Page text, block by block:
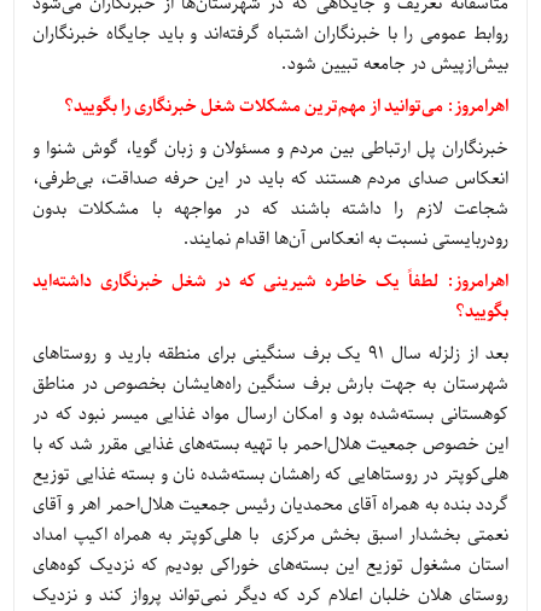
روابط عمومی را با خبرنگاران اشتباه گرفته‌اند و باید جایگاه خبرنگاران
بیش‌ازپیش در جامعه تبیین شود.
اهرامروز: می‌توانید از مهم‌ترین مشکلات شغل خبرنگاری را بگویید؟
خبرنگاران پل ارتباطی بین مردم و مسئولان و زبان گویا، گوش شنوا و
انعکاس صدای مردم هستند که باید در این حرفه صداقت، بی‌طرفی،
شجاعت لازم را داشته باشند که در مواجهه با مشکلات بدون
رودربایستی نسبت به انعکاس آن‌ها اقدام نمایند.
اهرامروز: لطفاً یک خاطره شیرینی که در شغل خبرنگاری داشته‌اید
بگویید؟
بعد از زلزله سال 91 یک برف سنگینی برای منطقه بارید و روستاهای
شهرستان به جهت بارش برف سنگین راه‌هایشان بخصوص در مناطق
کوهستانی بسته‌شده بود و امکان ارسال مواد غذایی میسر نبود که در
این خصوص جمعیت هلال‌احمر با تهیه بسته‌های غذایی مقرر شد که با
هلی‌کوپتر در روستاهایی که راهشان بسته‌شده نان و بسته غذایی توزیع
گردد بنده به همراه آقای محمدیان رئیس جمعیت هلال‌احمر اهر و آقای
نعمتی بخشدار اسبق بخش مرکزی با هلی‌کوپتر به همراه اکیپ امداد
استان مشغول توزیع این بسته‌های خوراکی بودیم که نزدیک کوه‌های
روستای هلان خلبان اعلام کرد که دیگر نمی‌تواند پرواز کند و نزدیک